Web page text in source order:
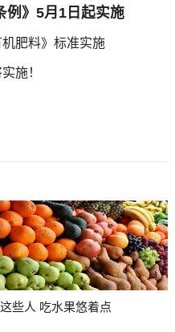
例》5月1日起实施
肥料》标准实施
施！
这些人 吃水果悠着点